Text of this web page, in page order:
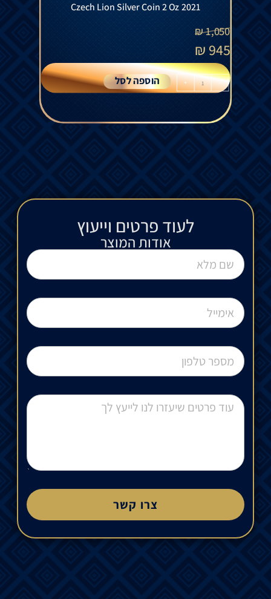
Czech Lion Silver Coin 2 Oz 2021
1,050
₪
945
₪
-
+ הוספה לסל
לעוד פרטים וייעוץ​
אודות המוצר
צרו קשר